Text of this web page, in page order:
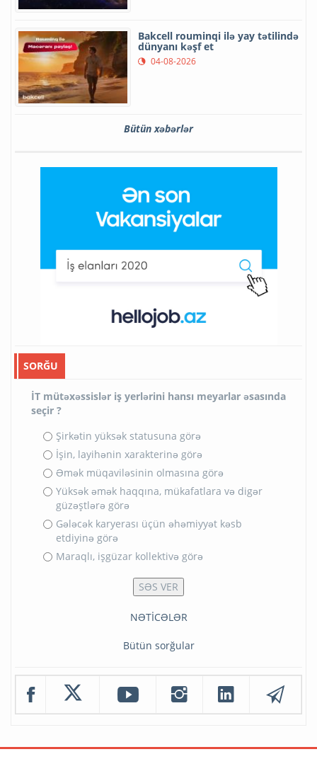
Bakcell rouminqi ilə yay tətilində
dünyanı kəşf et
04-08-2026
Bütün xəbərlər
SORĞU
İT mütəxəssislər iş yerlərini hansı meyarlar əsasında
seçir ?
Şirkətin yüksək statusuna görə
İşin, layihənin xarakterinə görə
Əmək müqaviləsinin olmasına görə
Yüksək əmək haqqına, mükafatlara və digər
güzəştlərə görə
Gələcək karyerası üçün əhəmiyyət kəsb
etdiyinə görə
Maraqlı, işgüzar kollektivə görə
NƏTİCƏLƏR
Bütün sorğular